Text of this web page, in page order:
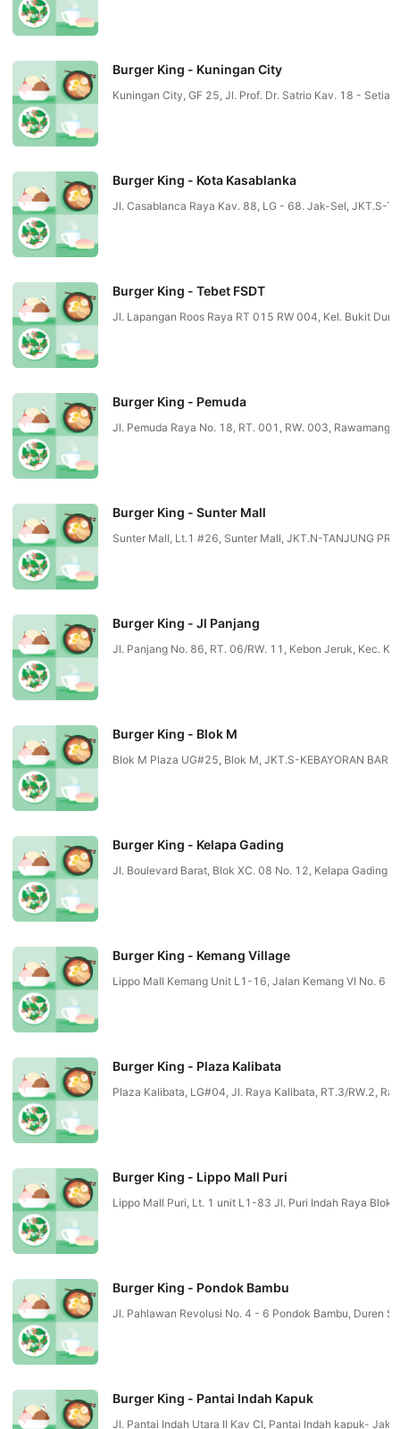
Burger King - Kuningan City
Kuningan City, GF 25, Jl. Prof. Dr. Satrio Kav. 18 -
Burger King - Kota Kasablanka
Jl. Casablanca Raya Kav. 88, LG - 68. Jak-Sel, JKT.S-
Burger King - Tebet FSDT
Jl. Lapangan Roos Raya RT 015 RW 004, Kel. Bukit
Burger King - Pemuda
Jl. Pemuda Raya No. 18, RT. 001, RW. 003,
Burger King - Sunter Mall
Sunter Mall, Lt.1 #26, Sunter Mall, JKT.N-TANJUNG
Burger King - Jl Panjang
Jl. Panjang No. 86, RT. 06/RW. 11, Kebon Jeruk, Kec.
Burger King - Blok M
Blok M Plaza UG#25, Blok M, JKT.S-KEBAYORAN BARU
Burger King - Kelapa Gading
Jl. Boulevard Barat, Blok XC. 08 No. 12, Kelapa Gading
Burger King - Kemang Village
Lippo Mall Kemang Unit L1-16, Jalan Kemang VI No. 6
Burger King - Plaza Kalibata
Plaza Kalibata, LG#04, Jl. Raya Kalibata, RT.3/RW.2,
Burger King - Lippo Mall Puri
Lippo Mall Puri, Lt. 1 unit L1-83 Jl. Puri Indah Raya Blok
Burger King - Pondok Bambu
Jl. Pahlawan Revolusi No. 4 - 6 Pondok Bambu, Duren
Burger King - Pantai Indah Kapuk
Jl. Pantai Indah Utara II Kav CI, Pantai Indah kapuk-